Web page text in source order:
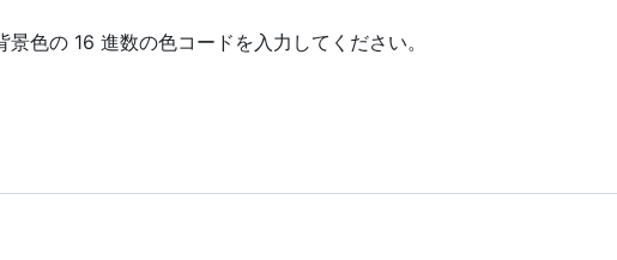
色の 16 進数の色コードを入力してください。